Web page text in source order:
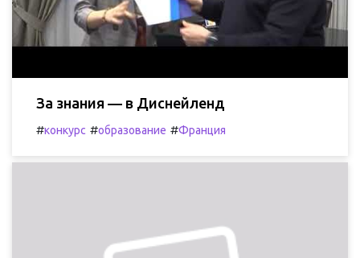
За знания — в Диснейленд
#конкурс #образование #Франция